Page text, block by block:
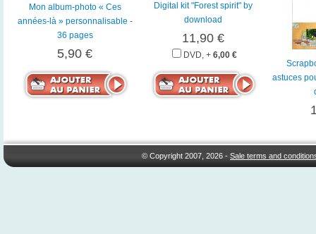
Mon album-photo « Ces
années-là » personnalisable -
36 pages
5,90 €
Digital kit "Forest spirit" by
download
11,90 €
DVD, + 6,00 €
astuces
© Copyright 2007, 2026 -Sale terms and